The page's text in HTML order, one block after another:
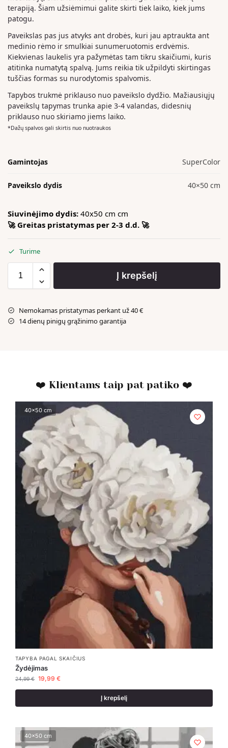
terapiją. Šiam užsiėmimui galite skirti tiek laiko, kiek jums
patogu.
Paveikslas pas jus atvyks ant drobės, kuri jau aptraukta ant
medinio rėmo ir smulkiai sunumeruotomis erdvėmis.
Kiekvienas laukelis yra pažymėtas tam tikru skaičiumi, kuris
atitinka numatytą spalvą. Jums reikia tik užpildyti skirtingas
tuščias formas su nurodytomis spalvomis.
Tapybos trukmė priklauso nuo paveikslo dydžio. Mažiausiųjų
paveikslų tapymas trunka apie 3-4 valandas, didesnių
priklauso nuo skiriamo jiems laiko.
*Dažų spalvos gali skirtis nuo nuotraukos
Gamintojas SuperColor
Paveikslo dydis 40×50 cm
Siuvinėjimo dydis: 40x50 cm cm
🚀 Greitas pristatymas per 2-3 d.d. 🚀
Turime
Į krepšelį
Nemokamas pristatymas perkant už 40 €
14 dienų pinigų grąžinimo garantija
❤️ Klientams taip pat patiko ❤️
40x50 cm
TAPYBA PAGAL SKAIČIUS
Žydėjimas
24,99€ 19,99 €
Į krepšelį
40x50 cm